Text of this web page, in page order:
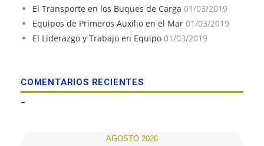
El Transporte en los Buques de Carga 01/03/2019
Equipos de Primeros Auxilio en el Mar 01/03/2019
El Liderazgo y Trabajo en Equipo 01/03/2019
COMENTARIOS RECIENTES
–
AGOSTO 2026